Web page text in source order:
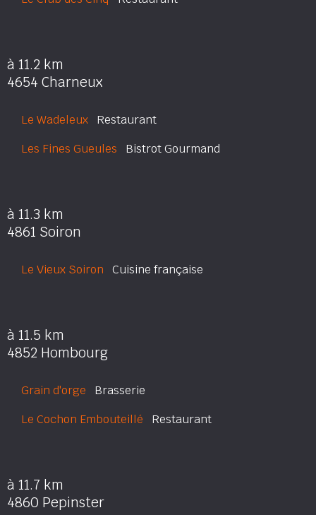
à 11.2 km
4654 Charneux
Le Wadeleux Restaurant
Les Fines Gueules Bistrot Gourmand
à 11.3 km
4861 Soiron
Le Vieux Soiron Cuisine française
à 11.5 km
4852 Hombourg
Grain d'orge Brasserie
Le Cochon Embouteillé Restaurant
à 11.7 km
4860 Pepinster